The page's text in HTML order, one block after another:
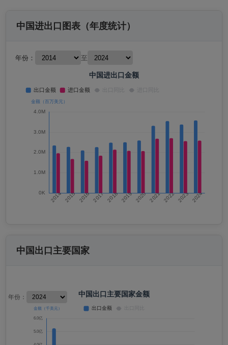
中国进出口图表（年度统计）
年份： 至
中国出口主要国家
年份：